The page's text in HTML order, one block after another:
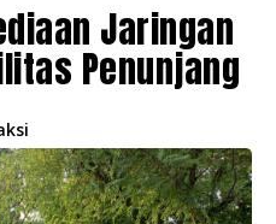
Jaringan
Penunjang